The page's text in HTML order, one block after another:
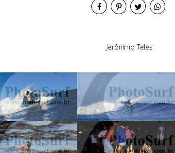
Jerônimo Teles